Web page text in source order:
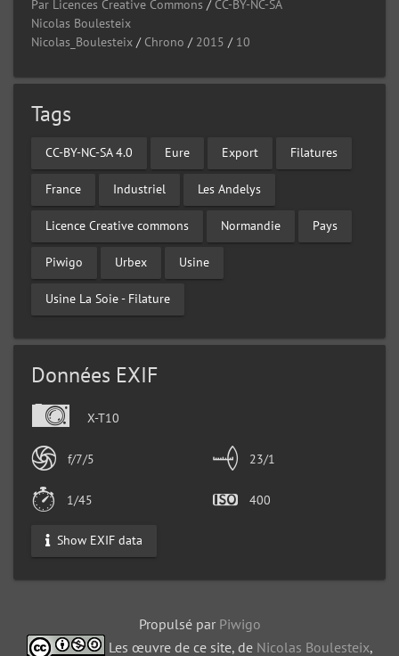
Par Licences Creative Commons / CC-BY-NC-SA
Nicolas Boulesteix
Nicolas_Boulesteix / Chrono / 2015 / 10
Tags
CC-BY-NC-SA 4.0 Eure Export Filatures
France Industriel Les Andelys
Licence Creative commons Normandie Pays
Piwigo Urbex Usine
Usine La Soie - Filature
Données EXIF
X-T10
f/7/5 23/1
1/45 400
Show EXIF data
Propulsé par Piwigo
Les œuvre de ce site, de Nicolas Boulesteix,